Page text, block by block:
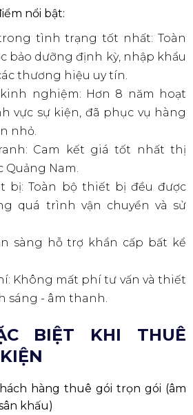
nổi bật:
tình trạng tốt nhất: Toàn
bảo dưỡng định kỳ, nhập khẩu
thương hiệu uy tín.
nghiệm: Hơn 8 năm hoạt
vực sự kiện, đã phục vụ hàng
nhỏ.
Cam kết giá tốt nhất thị
Quảng Nam.
bị: Toàn bộ thiết bị đều được
quá trình vận chuyển và sử
sàng hỗ trợ khẩn cấp bất kể
Không mất phí tư vấn và thiết
sáng - âm thanh.
BIỆT KHI THUÊ
hàng thuê gói trọn gói (âm
khấu)